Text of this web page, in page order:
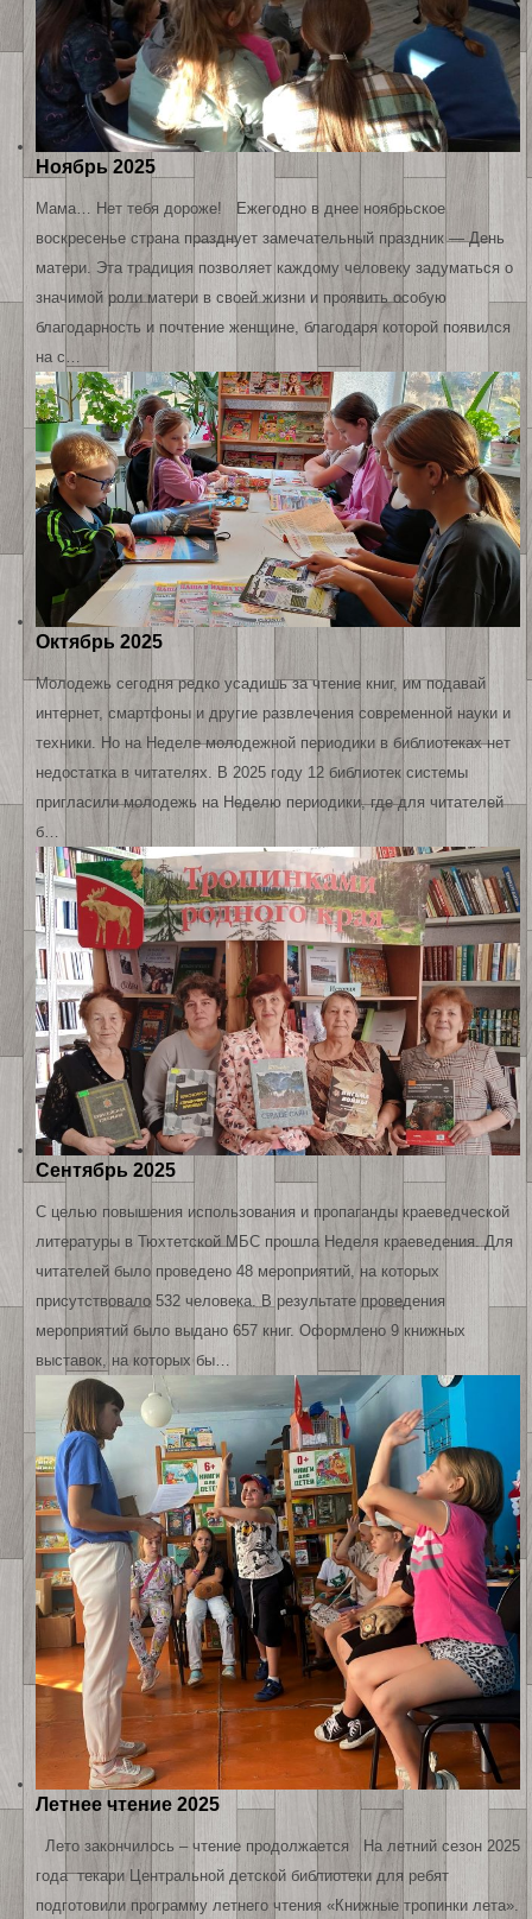
Ноябрь 2025
Мама… Нет тебя дороже! Ежегодно в днее ноябрьское
воскресенье страна празднует замечательный праздник — День
матери. Эта традиция позволяет каждому человеку задуматься о
значимой роли матери в своей жизни и проявить особую
благодарность и почтение женщине, благодаря которой появился
на с…
Октябрь 2025
Молодежь сегодня редко усадишь за чтение книг, им подавай
интернет, смартфоны и другие развлечения современной науки и
техники. Но на Неделе молодежной периодики в библиотеках нет
недостатка в читателях. В 2025 году 12 библиотек системы
пригласили молодежь на Неделю периодики, где для читателей
б…
Сентябрь 2025
С целью повышения использования и пропаганды краеведческой
литературы в Тюхтетской МБС прошла Неделя краеведения. Для
читателей было проведено 48 мероприятий, на которых
присутствовало 532 человека. В результате проведения
мероприятий было выдано 657 книг. Оформлено 9 книжных
выставок, на которых бы…
Летнее чтение 2025
Лето закончилось – чтение продолжается На летний сезон 2025
года текари Центральной детской библиотеки для ребят
подготовили программу летнего чтения «Книжные тропинки лета».